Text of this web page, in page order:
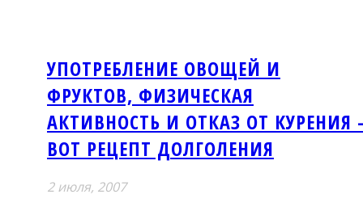
УПОТРЕБЛЕНИЕ ОВОЩЕЙ И
ФРУКТОВ, ФИЗИЧЕСКАЯ
АКТИВНОСТЬ И ОТКАЗ ОТ КУРЕНИЯ
ВОТ РЕЦЕПТ ДОЛГОЛЕНИЯ
2 июля, 2007